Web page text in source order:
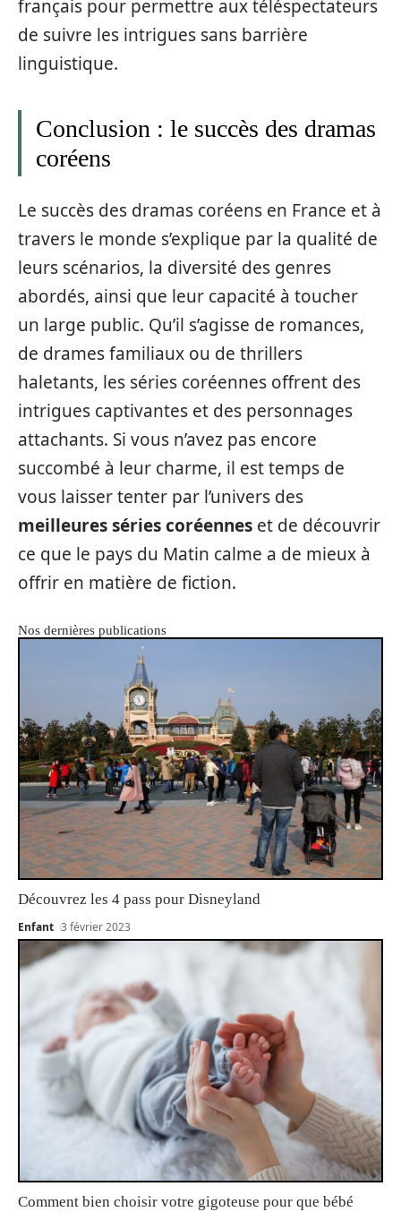
français pour permettre aux téléspectateurs
de suivre les intrigues sans barrière
linguistique.
Conclusion : le succès des dramas
coréens
Le succès des dramas coréens en France et à
travers le monde s’explique par la qualité de
leurs scénarios, la diversité des genres
abordés, ainsi que leur capacité à toucher
un large public. Qu’il s’agisse de romances,
de drames familiaux ou de thrillers
haletants, les séries coréennes offrent des
intrigues captivantes et des personnages
attachants. Si vous n’avez pas encore
succombé à leur charme, il est temps de
vous laisser tenter par l’univers des
meilleures séries coréennes et de découvrir
ce que le pays du Matin calme a de mieux à
offrir en matière de fiction.
Nos dernières publications
Découvrez les 4 pass pour Disneyland
Enfant 3 février 2023
Comment bien choisir votre gigoteuse pour que bébé